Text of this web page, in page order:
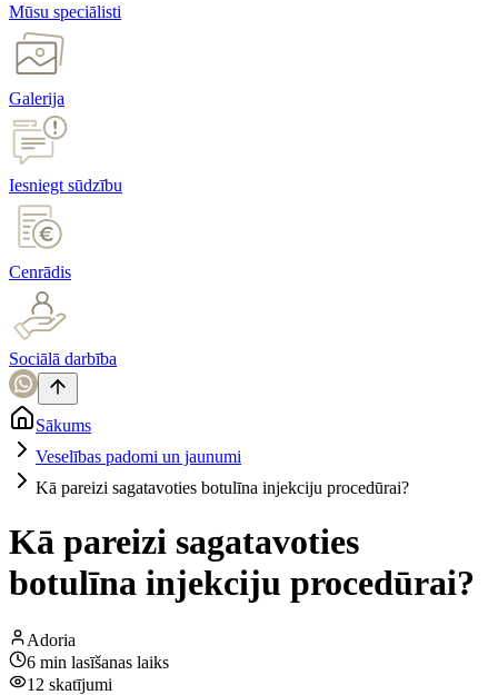
Mūsu speciālisti
Galerija
Iesniegt sūdzību
Cenrādis
Sociālā darbība
Sākums
Veselības padomi un jaunumi
Kā pareizi sagatavoties botulīna injekciju procedūrai?
Kā pareizi sagatavoties
botulīna injekciju procedūrai?
Adoria
6 min lasīšanas laiks
12 skatījumi